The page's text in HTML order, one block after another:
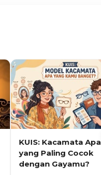
KUIS: Kacamata Apa
yang Paling Cocok
dengan Gayamu?